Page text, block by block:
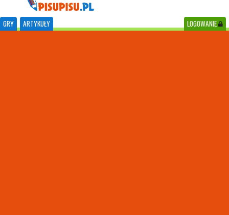
GRY ARTYKUŁY LOGOWANIE